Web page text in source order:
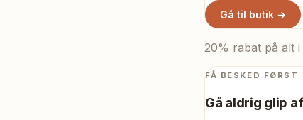
Gå til butik →
20% rabat på alt
FÅ BESKED FØRST
Gå aldrig glip